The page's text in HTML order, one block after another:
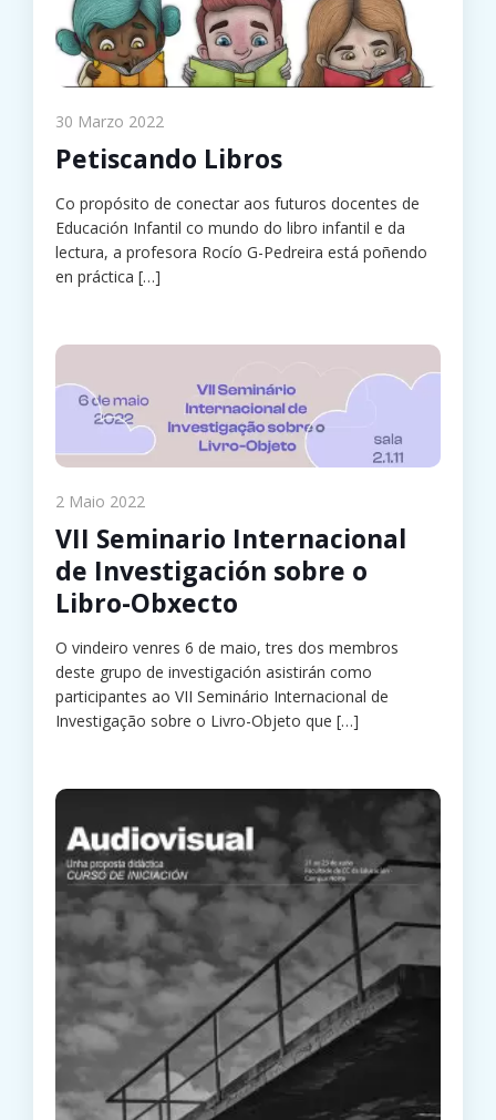
30 Marzo 2022
Petiscando Libros
Co propósito de conectar aos futuros docentes de
Educación Infantil co mundo do libro infantil e da
lectura, a profesora Rocío G-Pedreira está poñendo
en práctica […]
2 Maio 2022
VII Seminario Internacional
de Investigación sobre o
Libro-Obxecto
O vindeiro venres 6 de maio, tres dos membros
deste grupo de investigación asistirán como
participantes ao VII Seminário Internacional de
Investigação sobre o Livro-Objeto que […]